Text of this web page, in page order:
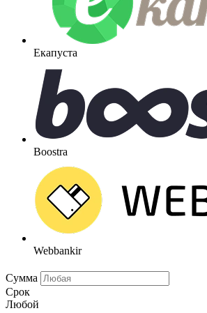
Екапуста
Boostra
Webbankir
Сумма
Срок
Любой